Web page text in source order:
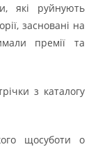
які руйнують
засновані на
премії та
з каталогу
щосуботи о